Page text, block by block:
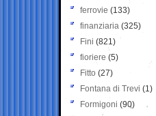
ferrovie (133)
finanziaria (325)
Fini (821)
fioriere (5)
Fitto (27)
Fontana di Trevi (1)
Formigoni (90)